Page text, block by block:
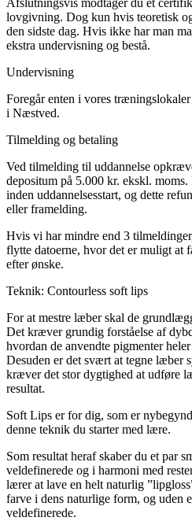
Afslutningsvis modtager du et
lovgivning. Dog kun hvis teoretisk
den sidste dag. Hvis ikke har man
ekstra undervisning og bestå.
Undervisning
Foregår enten i vores
i Næstved.
Tilmelding og betaling
Ved tilmelding til uddannelse
depositum på 5.000 kr. ekskl.
inden uddannelsesstart, og dette
eller framelding.
Hvis vi har mindre end 3
flytte datoerne, hvor det er muligt at
efter ønske.
Teknik: Contourless soft lips
For at mestre læber skal de
Det kræver grundig forståelse af
hvordan de anvendte pigmenter
Desuden er det svært at tegne læber
kræver det stor dygtighed at udføre
resultat.
Soft Lips er for dig, som er
denne teknik du starter med lære.
Som resultat heraf skaber du et par
veldefinerede og i harmoni med
lærer at lave en helt naturlig
farve i dens naturlige form, og uden
veldefinerede.